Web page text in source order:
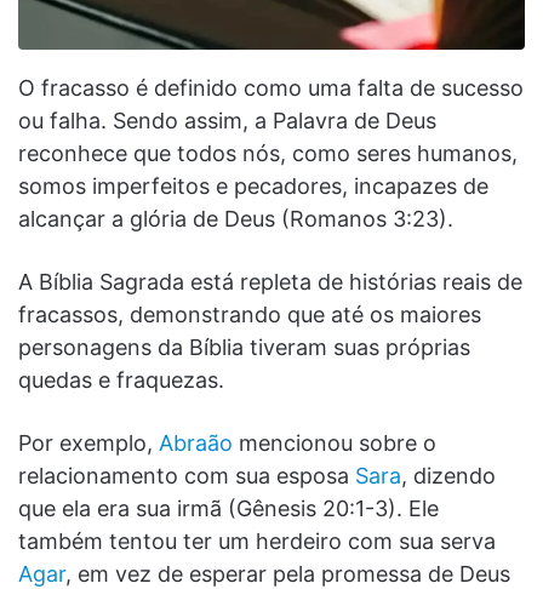
O fracasso é definido como uma falta de sucesso
ou falha. Sendo assim, a Palavra de Deus
reconhece que todos nós, como seres humanos,
somos imperfeitos e pecadores, incapazes de
alcançar a glória de Deus (Romanos 3:23).
A Bíblia Sagrada está repleta de histórias reais de
fracassos, demonstrando que até os maiores
personagens da Bíblia tiveram suas próprias
quedas e fraquezas.
Por exemplo, Abraão mencionou sobre o
relacionamento com sua esposa Sara, dizendo
que ela era sua irmã (Gênesis 20:1-3). Ele
também tentou ter um herdeiro com sua serva
Agar, em vez de esperar pela promessa de Deus